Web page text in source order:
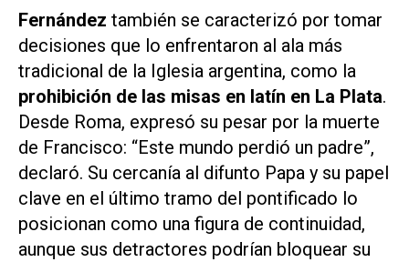
Fernández también se caracterizó por tomar
decisiones que lo enfrentaron al ala más
tradicional de la Iglesia argentina, como la
prohibición de las misas en latín en La Plata.
Desde Roma, expresó su pesar por la muerte
de Francisco: “Este mundo perdió un padre”,
declaró. Su cercanía al difunto Papa y su papel
clave en el último tramo del pontificado lo
posicionan como una figura de continuidad,
aunque sus detractores podrían bloquear su